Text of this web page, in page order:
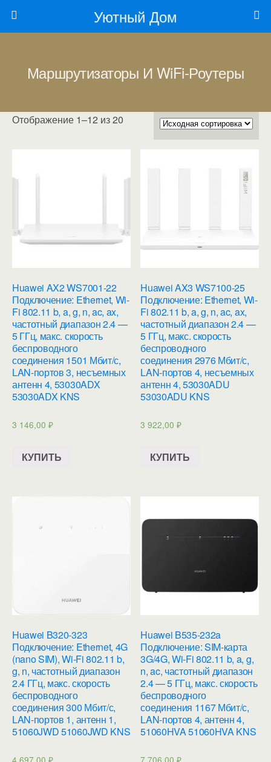
Уютный Дом
Маршрутизаторы И WiFi-Роутеры
Отображение 1–12 из 20
Huawei AX2 WS7001-22
Подключение: Ethernet, Wi-
Fi 802.11 b, a, g, n, ac, ax,
частотный диапазон 2.4 —
5 ГГц, макс. скорость
беспроводного
соединения 1501 Мбит/с,
LAN-портов 3, несъемных
антенн 4, 53030ADX
53030ADX KNS
3 146,00 ₽
КУПИТЬ
Huawei AX3 WS7100-25
Подключение: Ethernet, Wi-
Fi 802.11 b, a, g, n, ac, ax,
частотный диапазон 2.4 —
5 ГГц, макс. скорость
беспроводного
соединения 2976 Мбит/с,
LAN-портов 4, несъемных
антенн 4, 53030ADU
53030ADU KNS
3 922,00₽
КУПИТЬ
Huawei B320-323
Подключение: Ethernet, 4G
(nano SIM), Wi-Fi 802.11 b,
g, n, частотный диапазон
2.4 ГГц, макс. скорость
беспроводного
соединения 300 Мбит/с,
LAN-портов 1, антенн 1,
51060JWD 51060JWD KNS
Huawei B535-232a
Подключение: SIM-карта
3G/4G, Wi-Fi 802.11 b, a, g,
n, ac, частотный диапазон
2.4 — 5 ГГц, макс. скорость
беспроводного
соединения 1167 Мбит/с,
LAN-портов 4, антенн 4,
51060HVA 51060HVA KNS